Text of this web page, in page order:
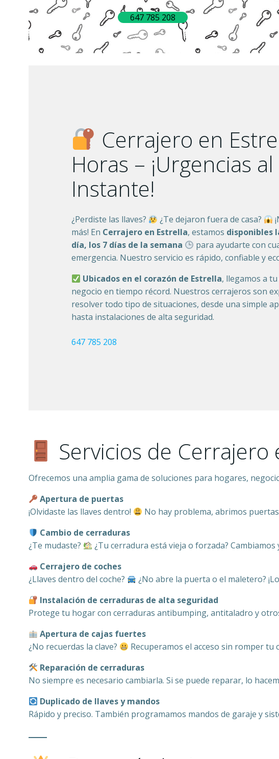
647 785 208
Cerrajero en
Horas – ¡Urgencias al
Instante!
¿Perdiste las llaves? ¿Te dejaron fuera de casa?
más! En Cerrajero en Estrella, estamos disponibles
día, los 7 días de la semana
para ayudarte con
emergencia. Nuestro servicio es rápido, confiable y
Ubicados en el corazón de Estrella, llegamos a
negocio en tiempo récord. Nuestros cerrajeros son
resolver todo tipo de situaciones, desde una simple
hasta instalaciones de alta seguridad.
647 785 208
Servicios de Cerrajero
Ofrecemos una amplia gama de soluciones para hogares,
Apertura de puertas
¡Olvidaste las llaves dentro!
No hay problema, abrimos
Cambio de cerraduras
¿Te mudaste?
¿Tu cerradura está vieja o forzada?
Cerrajero de coches
¿Llaves dentro del coche?
¿No abre la puerta o el maletero?
Instalación de cerraduras de alta seguridad
Protege tu hogar con cerraduras antibumping, antitaladro y
Apertura de cajas fuertes
¿No recuerdas la clave?
Recuperamos el acceso sin romper
Reparación de cerraduras
No siempre es necesario cambiarla. Si se puede reparar, lo
Duplicado de llaves y mandos
Rápido y preciso. También programamos mandos de garaje y